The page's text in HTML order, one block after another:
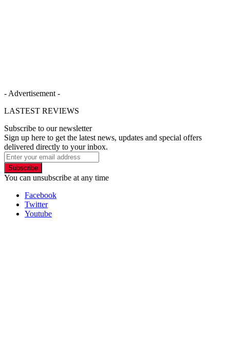
- Advertisement -
LASTEST REVIEWS
Subscribe to our newsletter
Sign up here to get the latest news, updates and special offers
delivered directly to your inbox.
Subscribe
You can unsubscribe at any time
Facebook
Twitter
Youtube